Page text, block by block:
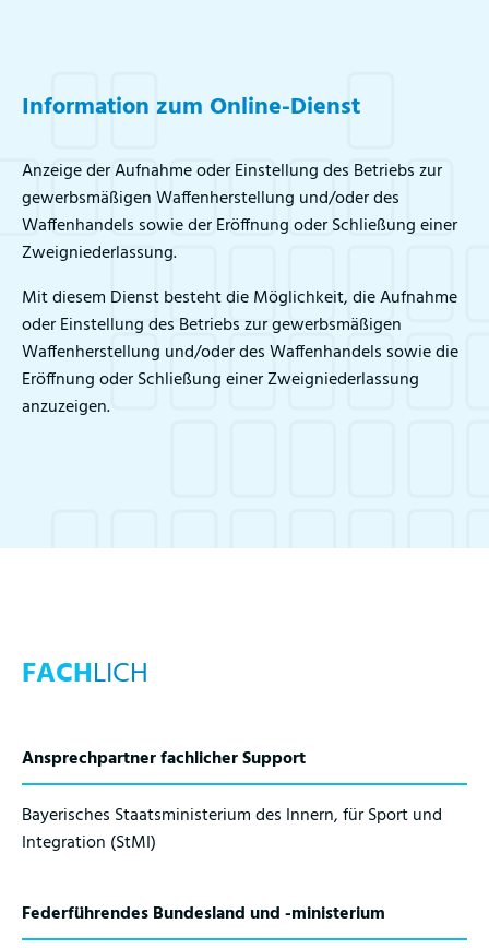
Information zum Online-Dienst
Anzeige der Aufnahme oder Einstellung des Betriebs zur
gewerbsmäßigen Waffenherstellung und/oder des
Waffenhandels sowie der Eröffnung oder Schließung einer
Zweigniederlassung.
Mit diesem Dienst besteht die Möglichkeit, die Aufnahme
oder Einstellung des Betriebs zur gewerbsmäßigen
Waffenherstellung und/oder des Waffenhandels sowie die
Eröffnung oder Schließung einer Zweigniederlassung
anzuzeigen.
FACHLICH
Ansprechpartner fachlicher Support
Bayerisches Staatsministerium des Innern, für Sport und
Integration (StMI)
Federführendes Bundesland und -ministerium